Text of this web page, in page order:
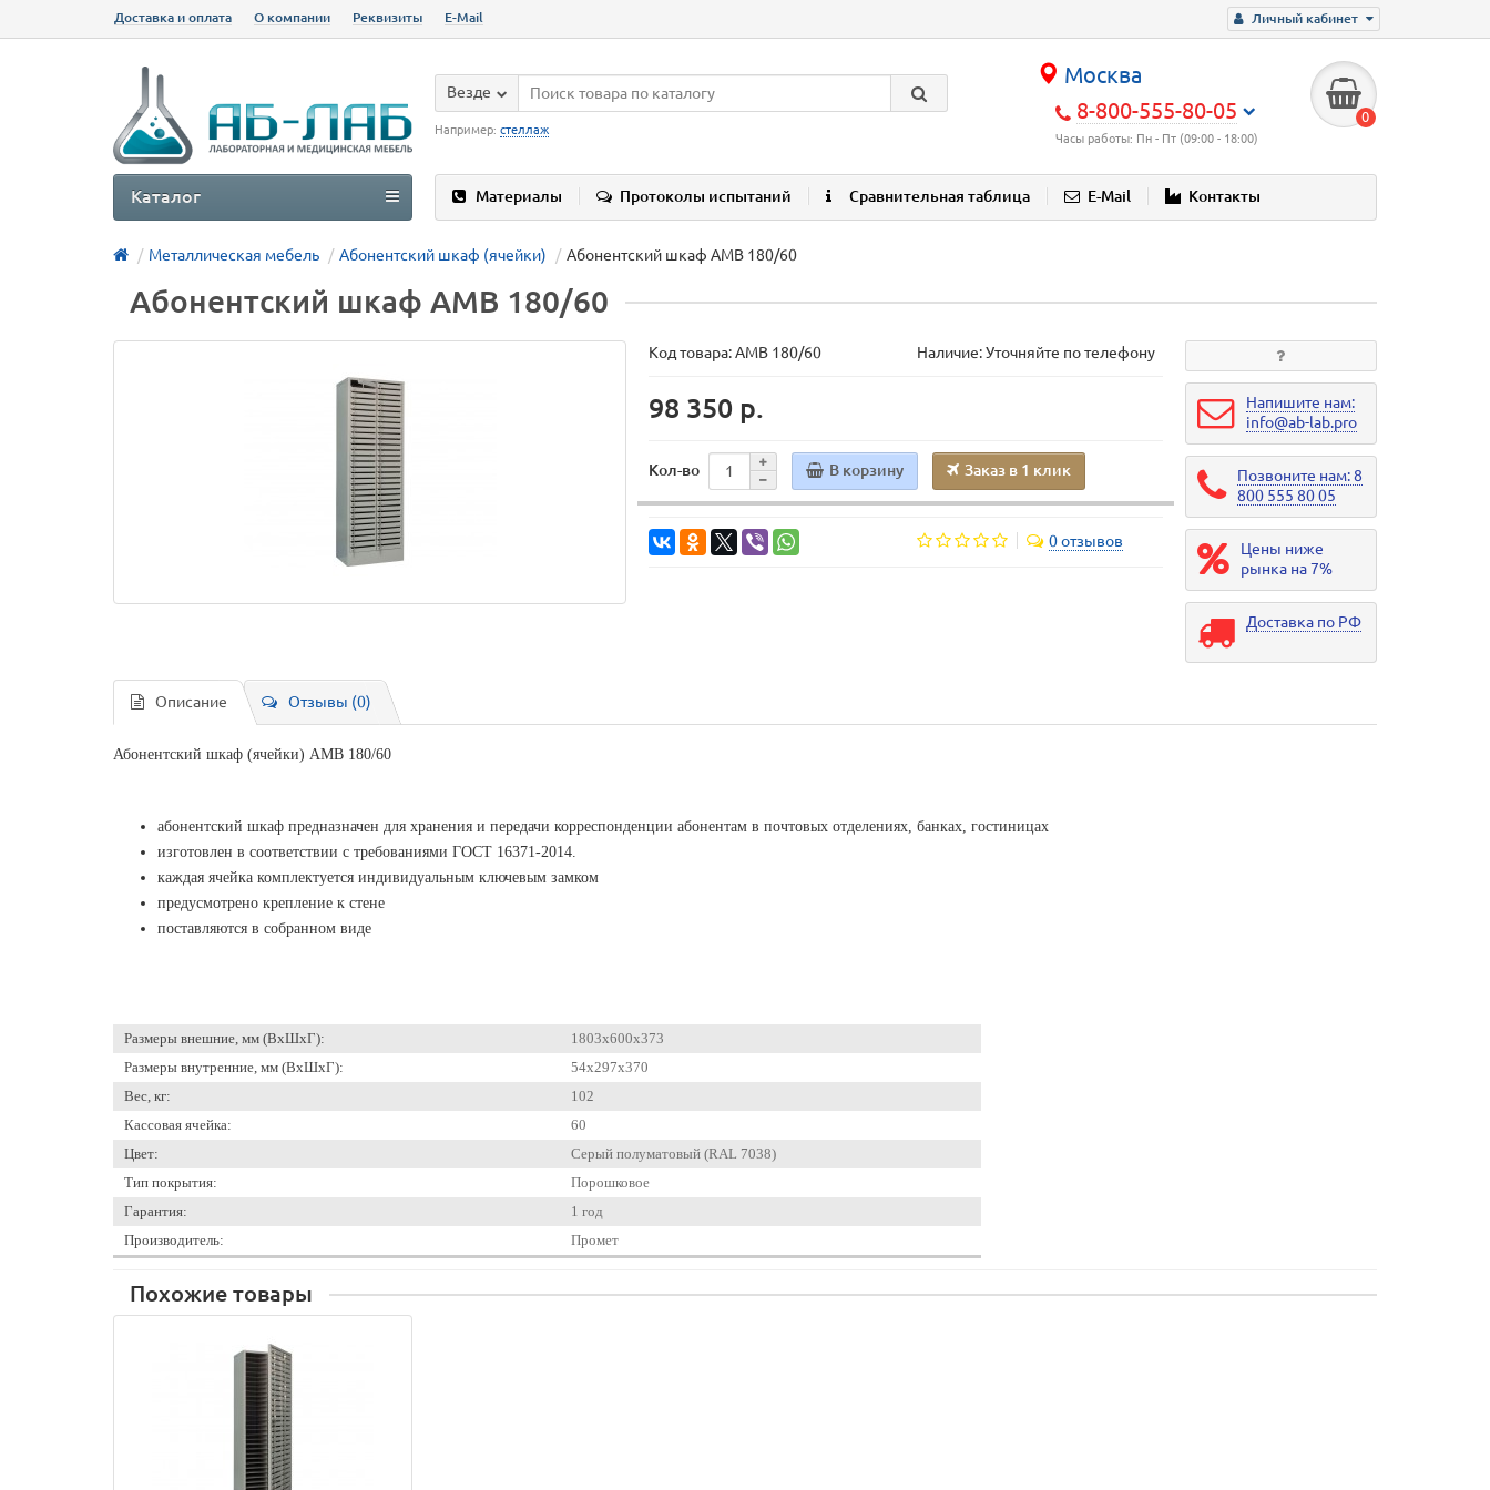
Личный кабинет
Доставка и оплата О компании Реквизиты E-Mail
Москва
8-800-555-80-05
Часы работы: Пн - Пт (09:00 - 18:00)
0
Везде
Например: стеллаж
Материалы Протоколы испытаний Сравнительная таблица E-Mail Контакты
Каталог
Металлическая мебель Абонентский шкаф (ячейки) Абонентский шкаф AMB 180/60
Абонентский шкаф AMB 180/60
Код товара:AMB 180/60 Наличие: Уточняйте по телефону
98 350 р.
Кол-во В корзину Заказ в 1 клик
0 отзывов
Напишите нам:
info@ab-lab.pro
Позвоните нам: 8
800 555 80 05
Цены ниже
рынка на 7%
Доставка по РФ
Описание Отзывы (0)
Абонентский шкаф (ячейки) AMB 180/60
абонентский шкаф предназначен для хранения и передачи корреспонденции абонентам в почтовых отделениях, банках, гостиницах
изготовлен в соответствии с требованиями ГОСТ 16371-2014.
каждая ячейка комплектуется индивидуальным ключевым замком
предусмотрено крепление к стене
поставляются в собранном виде
Размеры внешние, мм (ВхШхГ):
1803x600x373
Размеры внутренние, мм (ВхШхГ):
54x297x370
Вес, кг:
102
Кассовая ячейка:
60
Цвет:
Серый полуматовый (RAL 7038)
Тип покрытия:
Порошковое
Гарантия:
1 год
Производитель:
Промет
Похожие товары